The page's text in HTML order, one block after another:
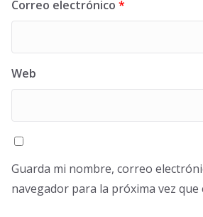
Correo electrónico *
Web
Guarda mi nombre, correo
navegador para la próxima vez que